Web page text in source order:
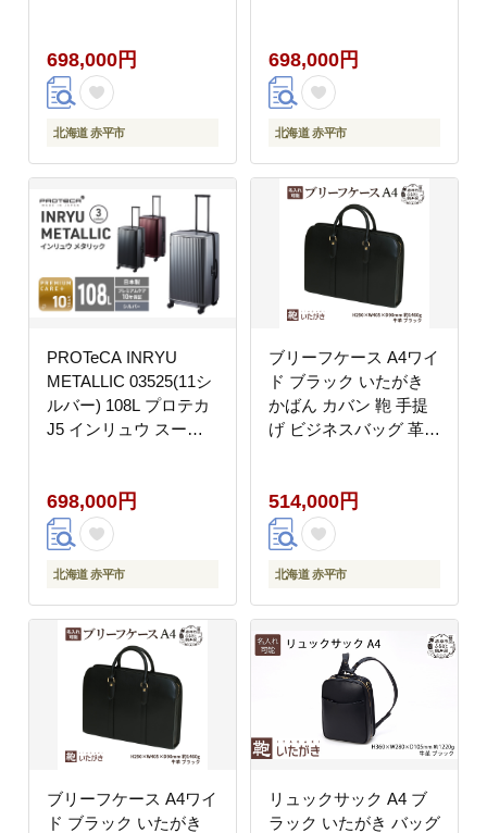
ー 10日以上の旅行にお
すすめ
698,000円
北海道 赤平市
10日以上の旅行におす
すめ
698,000円
北海道 赤平市
PROTeCA INRYU
METALLIC 03525(11シ
ルバー) 108L プロテカ
J5 インリュウ スーツ
日以上の旅行におすす
め
698,000円
北海道 赤平市
ブリーフケース A4ワイ
ド ブラック いたがき
かばん カバン 鞄 手提
げ ビジネスバッグ 革
ル ファッション 北海道
赤平 名入れ有
514,000円
北海道 赤平市
ブリーフケース A4ワイ
ド ブラック いたがき
リュックサック A4 ブ
ラック いたがき バッグ